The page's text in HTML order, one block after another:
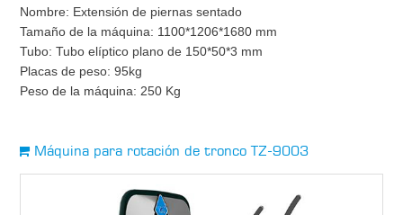
Nombre: Extensión de piernas sentado
Tamaño de la máquina: 1100*1206*1680 mm
Tubo: Tubo elíptico plano de 150*50*3 mm
Placas de peso: 95kg
Peso de la máquina: 250 Kg
Máquina para rotación de tronco TZ-9003